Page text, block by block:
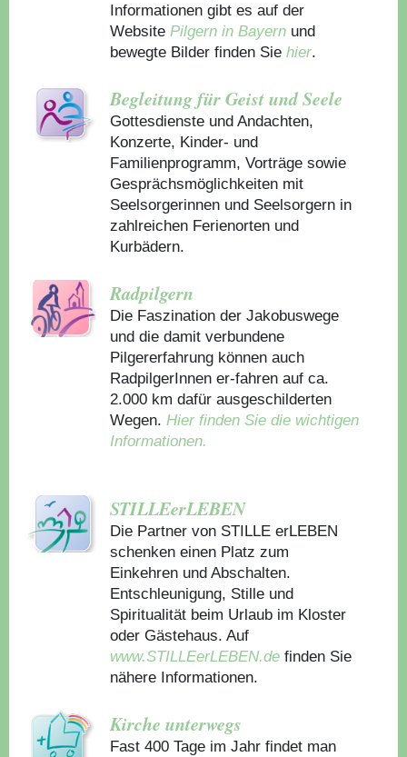
Informationen gibt es auf der
WebsitePilgern in Bayern und
bewegte Bilder finden Sie hier.
Begleitung für Geist und Seele
Gottesdienste und Andachten,
Konzerte, Kinder- und
Familienprogramm, Vorträge sowie
Gesprächsmöglichkeiten mit
Seelsorgerinnen und Seelsorgern in
zahlreichen Ferienorten und
Kurbädern.
Radpilgern
Die Faszination der Jakobuswege
und die damit verbundene
Pilgererfahrung können auch
RadpilgerInnen er-fahren auf ca.
2.000 km dafür ausgeschilderten
Wegen.Hier finden Sie die wichtigen
Informationen.
STILLEerLEBEN
Die Partner von STILLE erLEBEN
schenken einen Platz zum
Einkehren und Abschalten.
Entschleunigung, Stille und
Spiritualität beim Urlaub im Kloster
oder Gästehaus. Auf
www.STILLEerLEBEN.de finden Sie
nähere Informationen.
Kirche unterwegs
Fast 400 Tage im Jahr findet man